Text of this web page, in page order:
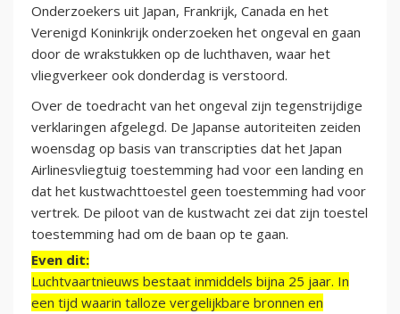
Onderzoekers uit Japan, Frankrijk, Canada en het
Verenigd Koninkrijk onderzoeken het ongeval en gaan
door de wrakstukken op de luchthaven, waar het
vliegverkeer ook donderdag is verstoord.
Over de toedracht van het ongeval zijn tegenstrijdige
verklaringen afgelegd. De Japanse autoriteiten zeiden
woensdag op basis van transcripties dat het Japan
Airlinesvliegtuig toestemming had voor een landing en
dat het kustwachttoestel geen toestemming had voor
vertrek. De piloot van de kustwacht zei dat zijn toestel
toestemming had om de baan op te gaan.
Even dit:
Luchtvaartnieuws bestaat inmiddels bijna 25 jaar. In
een tijd waarin talloze vergelijkbare bronnen en